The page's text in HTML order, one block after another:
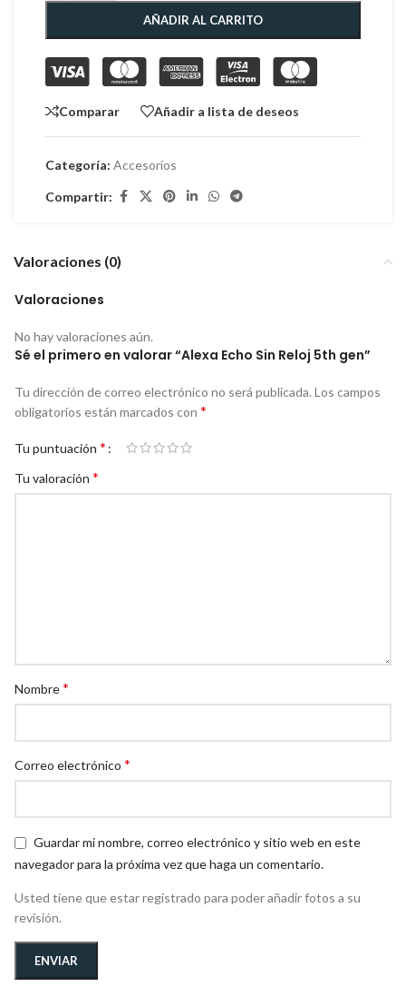
AÑADIR AL CARRITO
Comparar Añadir a lista de deseos
Categoría: Accesorios
Compartir:
Valoraciones (0)
Valoraciones
No hay valoraciones aún.
Sé el primero en valorar “Alexa Echo Sin Reloj 5th gen”
Tu dirección de correo electrónico no será publicada. Los campos
obligatorios están marcados con *
Tu puntuación *
Tu valoración *
Nombre*
Correo electrónico *
Guardar mi nombre, correo electrónico y sitio web en este
navegador para la próxima vez que haga un comentario.
Usted tiene que estar registrado para poder añadir fotos a su
revisión.